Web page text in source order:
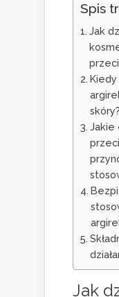
Spis
Jak
skóry?
Jakie
Jak